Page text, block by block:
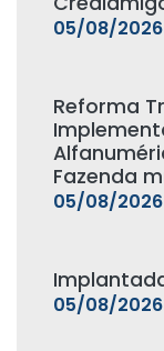
05/08/2026
Reforma
Fazenda
05/08/2026
05/08/2026